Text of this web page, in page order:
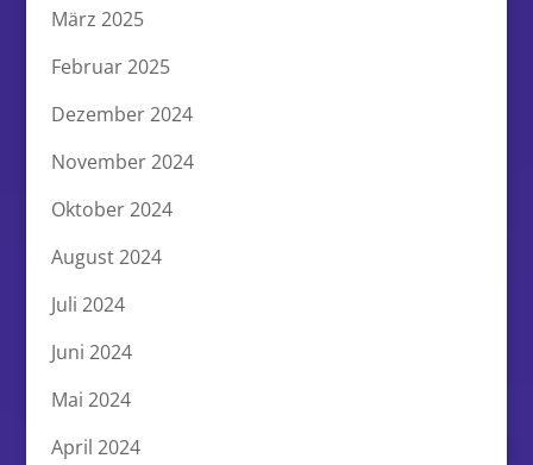
März 2025
Februar 2025
Dezember 2024
November 2024
Oktober 2024
August 2024
Juli 2024
Juni 2024
Mai 2024
April 2024